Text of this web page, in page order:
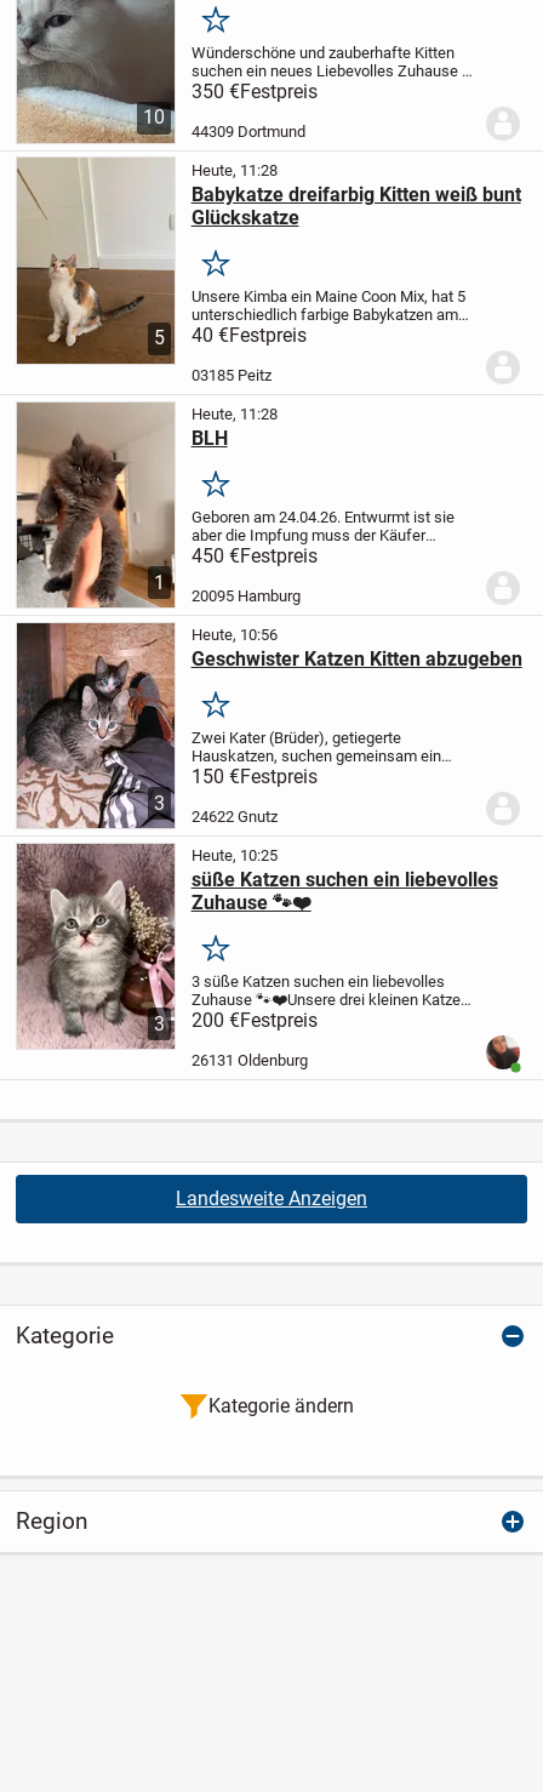
10
Merken
Wünderschöne und zauberhafte Kitten
suchen ein neues Liebevolles Zuhause 2
Mädchen geboren am 9.4.26
Monate alt und Abgabebereit.
1 - in Farbe lilac - vom Charakter sehr...
350 €Festpreis
44309 Dortmund
5
Heute, 11:28
Babykatze dreifarbig Kitten weiß bunt
Glückskatze
Merken
Unsere Kimba ein Maine Coon Mix, hat 5
unterschiedlich farbige Babykatzen am
25.05.26 geboren.
abzugeben. Sie sind entwurmt, sind
Trocken- und Nassfutter, Katzentoilette
und Kinder...
40 €Festpreis
03185 Peitz
1
Heute, 11:28
BLH
Merken
Geboren am 24.04.26. Entwurmt ist sie
aber die Impfung muss der Käufer
übernehmen. Sie ist bestens sozialisiert
und Stubenrein.
Mädchen, sie liebt es zu kuscheln wenn
450 €Festpreis
20095 Hamburg
3
Heute, 10:56
Geschwister Katzen Kitten abzugeben
Merken
Zwei Kater (Brüder), getiegerte
Hauskatzen, suchen gemeinsam ein
neues zu Hause, wo sie später als
Freigänger groß werden können. Geboren
am 12.Mai 2026. Die beiden spielen/toben
150 €Festpreis
24622 Gnutz
3
Heute, 10:25
süße Katzen suchen ein liebevolles
Zuhause 🐾❤️
Merken
3 süße Katzen suchen ein liebevolles
Zuhause 🐾❤️Unsere drei kleinen Katzen
suchen ab sofort ein liebevolles und
verantwortungsbewusstes Zuhause. Sie
wurden am 07.05.2026 geboren und sind
200 €Festpreis
26131 Oldenburg
Landesweite Anzeigen
Kategorie
Kategorie ändern
Region